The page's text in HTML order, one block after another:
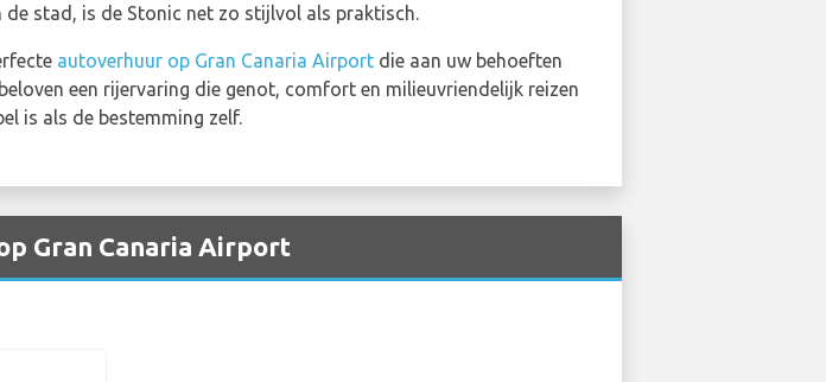
stad, is de Stonic net zo stijlvol als praktisch.
autoverhuur op Gran Canaria Airport die aan uw behoeften
een rijervaring die genot, comfort en milieuvriendelijk reizen
is als de bestemming zelf.
Gran Canaria Airport